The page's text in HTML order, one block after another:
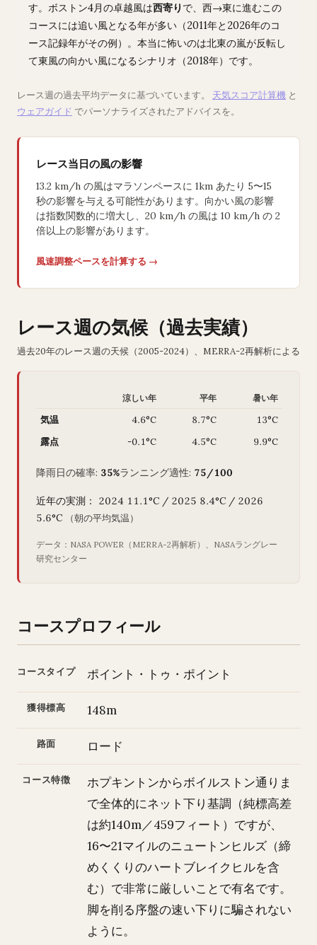
す。ボストン4月の卓越風は西寄り で、西→東に進むこの
コースには追い風となる年が多い（2011年と2026年のコ
ース記録年がその例）。本当に怖いのは北東の嵐が反転し
て東風の向かい風になるシナリオ（2018年）です。
レース週の過去平均データに基づいています。 天気スコア計算機 と
ウェアガイド でパーソナライズされたアドバイスを。
レース当日の風の影響
13.2 km/h の風はマラソンペースに 1km あたり 5〜15
秒の影響を与える可能性があります。向かい風の影響
は指数関数的に増大し、20 km/h の風は 10 km/h の 2
倍以上の影響があります。
風速調整ペースを計算する →
レース週の気候（過去実績）
過去20年のレース週の天候（2005-2024）、MERRA-2再解析による
涼しい年 平年 暑い年
気温 4.6°C 8.7°C
13°C
露点
-0.1°C 4.5°C 9.9°C
降雨日の確率: 35%ランニング適性: 75/100
近年の実測： 2024 11.1°C / 2025 8.4°C / 2026
5.6°C
（朝の平均気温）
データ：NASA POWER（MERRA-2再解析）、NASAラングレー
研究センター
コースプロフィール
コースタイプ ポイント・トゥ・ポイント
獲得標高 148m
路面 ロード
コース特徴
ホプキントンからボイルストン通りま
で全体的にネット下り基調（純標高差
は約140m／459フィート）ですが、
16〜21マイルのニュートンヒルズ（締
めくくりのハートブレイクヒルを含
む）で非常に厳しいことで有名です。
脚を削る序盤の速い下りに騙されない
ように。